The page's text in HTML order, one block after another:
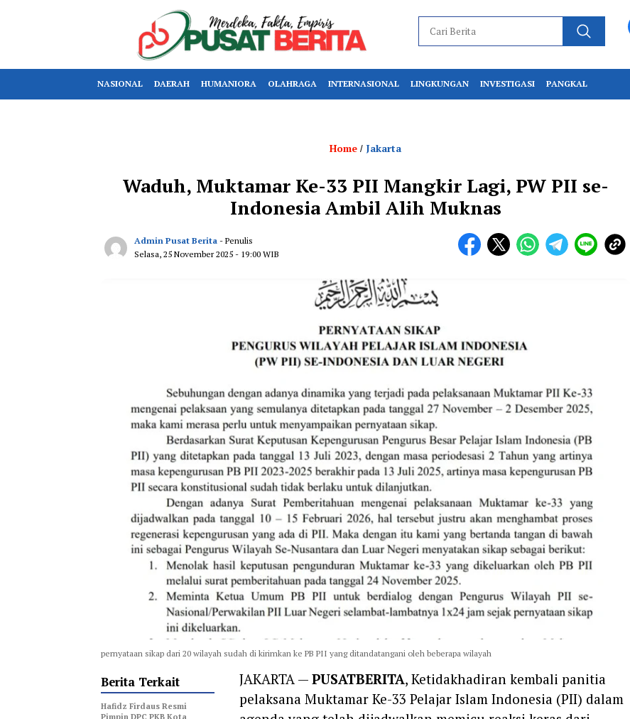
NASIONAL DAERAH HUMANIORA OLAHRAGA INTERNASIONAL LINGKUNGAN INVESTIGASI PANGKAL
Home / Jakarta
Waduh, Muktamar Ke-33 PII Mangkir Lagi, PW PII se-
Indonesia Ambil Alih Muknas
Admin Pusat Berita - Penulis
Selasa, 25 November 2025 - 19:00 WIB
pernyataan sikap dari 20 wilayah sudah di kirimkan ke PB PII yang ditandatangani oleh beberapa wilayah
JAKARTA — PUSATBERITA, Ketidakhadiran kembali panitia
pelaksana Muktamar Ke-33 Pelajar Islam Indonesia (PII) dalam
Berita Terkait
Hafidz Firdaus Resmi
Pimpin DPC PKB Kota